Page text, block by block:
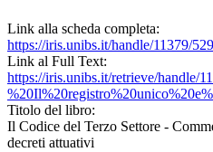
Link alla scheda completa:
https://iris.unibs.it/handle/11379/
Link al Full Text:
https://iris.unibs.it/retrieve/handle/
Titolo del libro:
Il Codice del Terzo Settore -
decreti attuativi